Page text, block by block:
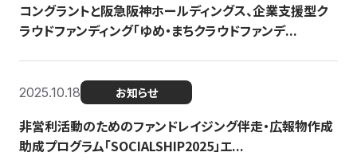
コングラントと阪急阪神ホールディングス、企業支援型ク
ラウドファンディング「ゆめ・まちクラウドファンデ...
2025.10.18 お知らせ
非営利活動のためのファンドレイジング伴走・広報物作成
助成プログラム「SOCIALSHIP2025」エ...